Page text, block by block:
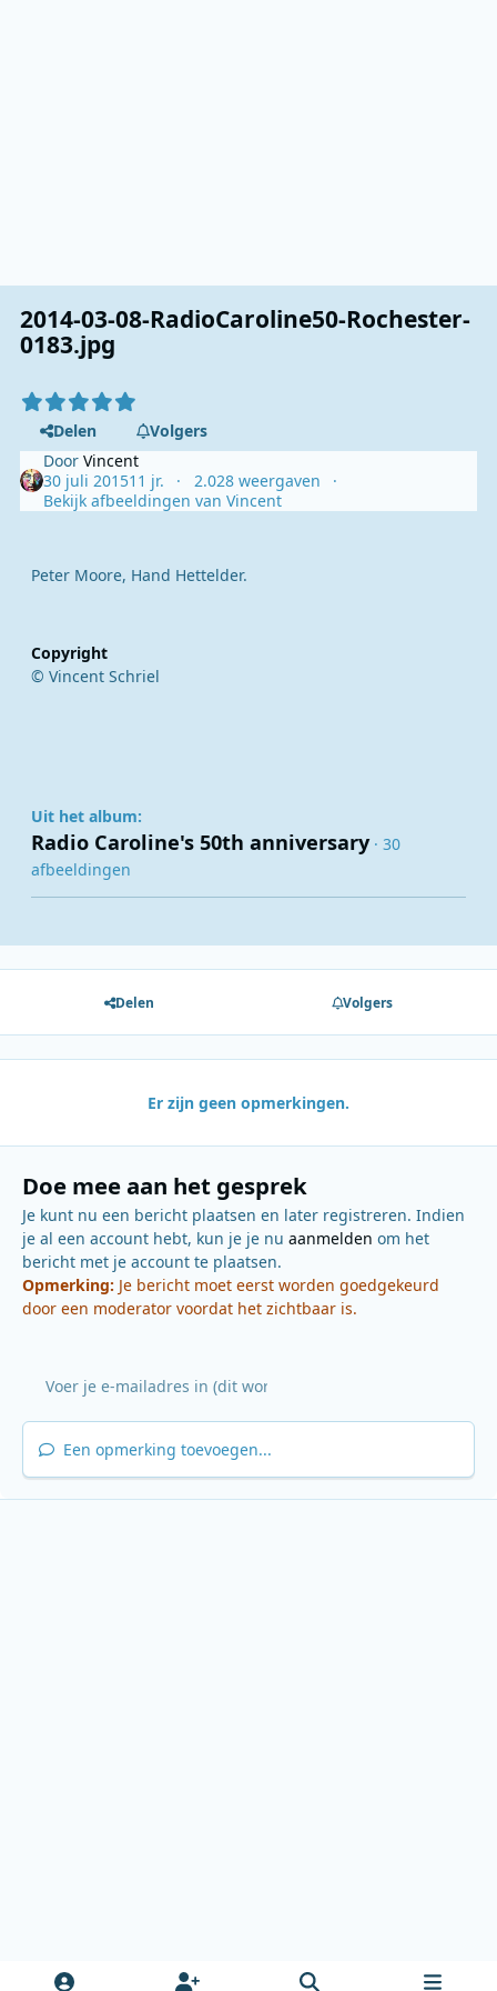
2014-03-08-RadioCaroline50-Rochester-
0183.jpg
Delen
Volgers
DoorVincent
30 juli 201511 jr.
2.028 weergaven
Bekijk afbeeldingen van Vincent
Peter Moore, Hand Hettelder.
Copyright
© Vincent Schriel
Uit het album:
Radio Caroline's 50th anniversary · 30
afbeeldingen
Delen Volgers
Er zijn geen opmerkingen.
Doe mee aan het gesprek
Je kunt nu een bericht plaatsen en later registreren. Indien
je al een account hebt, kun je je nu aanmelden om het
bericht met je account te plaatsen.
Opmerking: Je bericht moet eerst worden goedgekeurd
door een moderator voordat het zichtbaar is.
Een opmerking toevoegen...